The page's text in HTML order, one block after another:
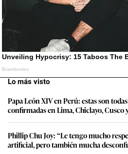
Lo más visto
Papa León XIV en Perú: estas son
confirmadas en Lima, Chiclayo, Cusco
Phillip Chu Joy: “Le tengo mucho
artificial, pero también mucha